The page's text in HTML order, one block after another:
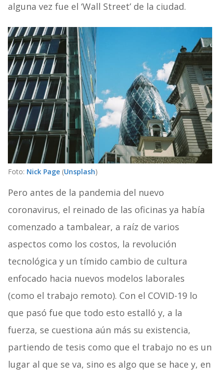
alguna vez fue el ‘Wall Street’ de la ciudad.
Foto: Nick Page(Unsplash)
Pero antes de la pandemia del nuevo
coronavirus, el reinado de las oficinas ya había
comenzado a tambalear, a raíz de varios
aspectos como los costos, la revolución
tecnológica y un tímido cambio de cultura
enfocado hacia nuevos modelos laborales
(como el trabajo remoto). Con el COVID-19 lo
que pasó fue que todo esto estalló y, a la
fuerza, se cuestiona aún más su existencia,
partiendo de tesis como que el trabajo no es un
lugar al que se va, sino es algo que se hace y, en